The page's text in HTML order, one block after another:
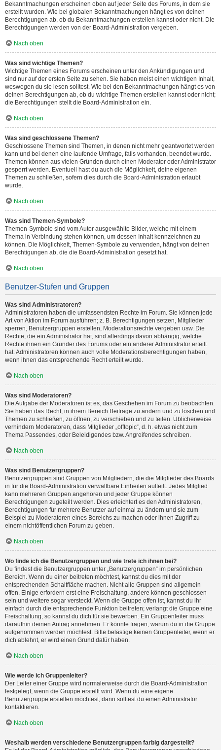
Bekanntmachungen erscheinen oben auf jeder Seite des Forums, in dem sie
erstellt wurden. Wie bei globalen Bekanntmachungen hängt es von deinen
Berechtigungen ab, ob du Bekanntmachungen erstellen kannst oder nicht. Die
Berechtigungen werden von der Board-Administration vergeben.
Nach oben
Was sind wichtige Themen?
Wichtige Themen eines Forums erscheinen unter den Ankündigungen und
sind nur auf der ersten Seite zu sehen. Sie haben meist einen wichtigen Inhalt,
weswegen du sie lesen solltest. Wie bei den Bekanntmachungen hängt es von
deinen Berechtigungen ab, ob du wichtige Themen erstellen kannst oder nicht;
die Berechtigungen stellt die Board-Administration ein.
Nach oben
Was sind geschlossene Themen?
Geschlossene Themen sind Themen, in denen nicht mehr geantwortet werden
kann und bei denen eine laufende Umfrage, falls vorhanden, beendet wurde.
Themen können aus vielen Gründen durch einen Moderator oder Administrator
gesperrt werden. Eventuell hast du auch die Möglichkeit, deine eigenen
Themen zu schließen, sofern dies durch die Board-Administration erlaubt
wurde.
Nach oben
Was sind Themen-Symbole?
Themen-Symbole sind vom Autor ausgewählte Bilder, welche mit einem
Thema in Verbindung stehen können, um dessen Inhalt kennzeichnen zu
können. Die Möglichkeit, Themen-Symbole zu verwenden, hängt von deinen
Berechtigungen ab, die die Board-Administration gesetzt hat.
Nach oben
Benutzer-Stufen und Gruppen
Was sind Administratoren?
Administratoren haben die umfassendsten Rechte im Forum. Sie können jede
Art von Aktion im Forum ausführen; z. B. Berechtigungen setzen, Mitglieder
sperren, Benutzergruppen erstellen, Moderationsrechte vergeben usw. Die
Rechte, die ein Administrator hat, sind allerdings davon abhängig, welche
Rechte ihnen ein Gründer des Forums oder ein anderer Administrator erteilt
hat. Administratoren können auch volle Moderationsberechtigungen haben,
wenn ihnen das entsprechende Recht erteilt wurde.
Nach oben
Was sind Moderatoren?
Die Aufgabe der Moderatoren ist es, das Geschehen im Forum zu beobachten.
Sie haben das Recht, in ihrem Bereich Beiträge zu ändern und zu löschen und
Themen zu schließen, zu öffnen, zu verschieben und zu teilen. Üblicherweise
verhindern Moderatoren, dass Mitglieder „offtopic“, d. h. etwas nicht zum
Thema Passendes, oder Beleidigendes bzw. Angreifendes schreiben.
Nach oben
Was sind Benutzergruppen?
Benutzergruppen sind Gruppen von Mitgliedern, die die Mitglieder des Boards
in für die Board-Administration verwaltbare Einheiten aufteilt. Jedes Mitglied
kann mehreren Gruppen angehören und jeder Gruppe können
Berechtigungen zugeteilt werden. Dies erleichtert es den Administratoren,
Berechtigungen für mehrere Benutzer auf einmal zu ändern und sie zum
Beispiel zu Moderatoren eines Bereichs zu machen oder ihnen Zugriff zu
einem nichtöffentlichen Forum zu geben.
Nach oben
Wo finde ich die Benutzergruppen und wie trete ich ihnen bei?
Du findest die Benutzergruppen unter „Benutzergruppen“ im persönlichen
Bereich. Wenn du einer beitreten möchtest, kannst du dies mit der
entsprechenden Schaltfläche machen. Nicht alle Gruppen sind allgemein
offen. Einige erfordern erst eine Freischaltung, andere können geschlossen
sein und weitere sogar versteckt. Wenn die Gruppe offen ist, kannst du ihr
einfach durch die entsprechende Funktion beitreten; verlangt die Gruppe eine
Freischaltung, so kannst du dich für sie bewerben. Ein Gruppenleiter muss
daraufhin deinen Antrag annehmen. Er könnte fragen, warum du in die Gruppe
aufgenommen werden möchtest. Bitte belästige keinen Gruppenleiter, wenn er
dich ablehnt, er wird einen Grund dafür haben.
Nach oben
Wie werde ich Gruppenleiter?
Der Leiter einer Gruppe wird normalerweise durch die Board-Administration
festgelegt, wenn die Gruppe erstellt wird. Wenn du eine eigene
Benutzergruppe erstellen möchtest, dann solltest du einen Administrator
kontaktieren.
Nach oben
Weshalb werden verschiedene Benutzergruppen farbig dargestellt?